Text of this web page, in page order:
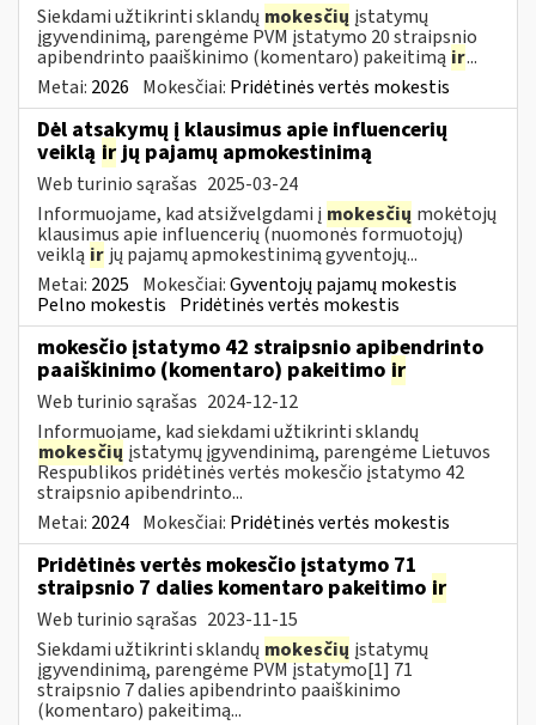
Siekdami užtikrinti sklandų mokesčių įstatymų
įgyvendinimą, parengėme PVM įstatymo 20 straipsnio
apibendrinto paaiškinimo (komentaro) pakeitimą ir...
Metai: 2026 Mokesčiai: Pridėtinės vertės mokestis
Dėl atsakymų į klausimus apie influencerių
veiklą irjų pajamų apmokestinimą
Web turinio sąrašas 2025-03-24
Informuojame, kad atsižvelgdami į mokesčių mokėtojų
klausimus apie influencerių (nuomonės formuotojų)
veiklą ir jų pajamų apmokestinimą gyventojų...
Metai: 2025 Mokesčiai:Gyventojų pajamų mokestis
Pelno mokestis Pridėtinės vertės mokestis
mokesčio įstatymo 42 straipsnio apibendrinto
paaiškinimo (komentaro) pakeitimo ir
Web turinio sąrašas 2024-12-12
Informuojame, kad siekdami užtikrinti sklandų
mokesčių įstatymų įgyvendinimą, parengėme Lietuvos
Respublikos pridėtinės vertės mokesčio įstatymo 42
straipsnio apibendrinto...
Metai: 2024 Mokesčiai: Pridėtinės vertės mokestis
Pridėtinės vertės mokesčio įstatymo 71
straipsnio 7 dalies komentaro pakeitimo ir
Web turinio sąrašas 2023-11-15
Siekdami užtikrinti sklandų mokesčių įstatymų
įgyvendinimą, parengėme PVM įstatymo[1] 71
straipsnio 7 dalies apibendrinto paaiškinimo
(komentaro) pakeitimą...